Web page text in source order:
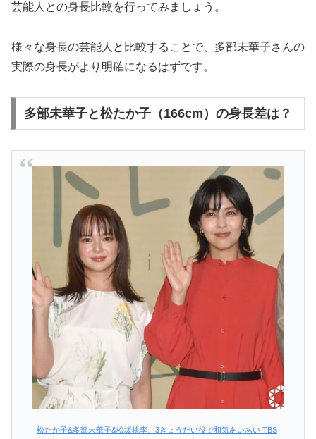
芸能人との身長比較を行ってみましょう。
様々な身長の芸能人と比較することで、多部未華子さんの
実際の身長がより明確になるはずです。
多部未華子と松たか子（166cm）の身長差は？
松たか子&多部未華子&松坂桃李、3きょうだい役で和気あいあい TBS